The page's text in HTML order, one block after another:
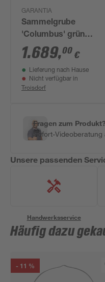
GARANTIA
Sammelgrube
'Columbus' grün
4500 l
1.689,00 €
Lieferung nach Hause
Nicht verfügbar in
Troisdorf
Fragen zum Produkt?
Sofort-
Unsere passenden
Handwerksservice
Häufig dazu
- 11 %